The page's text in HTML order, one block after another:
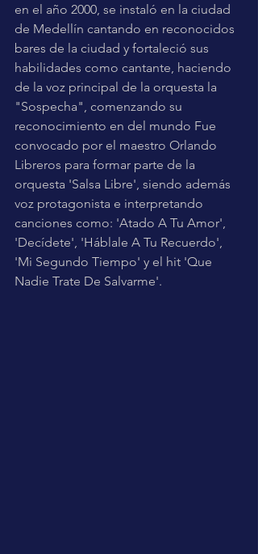
en el año 2000, se instaló en la ciudad
de Medellín cantando en reconocidos
bares de la ciudad y fortaleció sus
habilidades como cantante, haciendo
de la voz principal de la orquesta la
"Sospecha", comenzando su
reconocimiento en del mundo Fue
convocado por el maestro Orlando
Libreros para formar parte de la
orquesta 'Salsa Libre', siendo además
voz protagonista e interpretando
canciones como: 'Atado A Tu Amor',
'Decídete', 'Háblale A Tu Recuerdo',
'Mi Segundo Tiempo' y el hit 'Que
Nadie Trate De Salvarme'.